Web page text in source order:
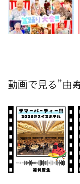
動画で見る”由